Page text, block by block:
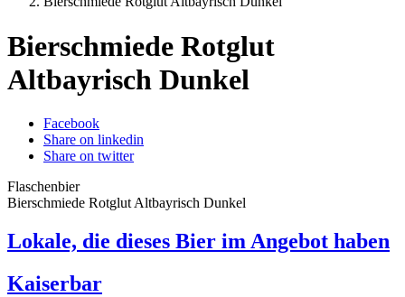
Bierschmiede Rotglut
Altbayrisch Dunkel
Facebook
Share on linkedin
Share on twitter
Flaschenbier
Bierschmiede Rotglut Altbayrisch Dunkel
Lokale, die dieses Bier im Angebot haben
Kaiserbar